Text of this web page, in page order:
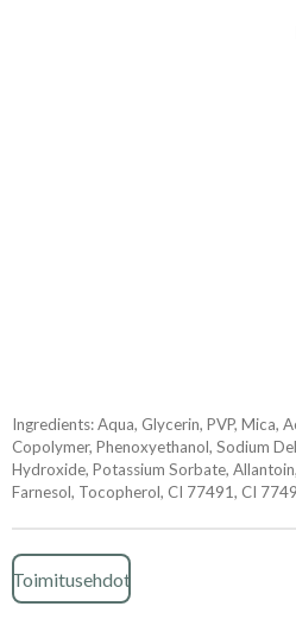
Ingredients: Aqua, Glycerin, PVP, Mica,
Copolymer, Phenoxyethanol, Sodium
Hydroxide, Potassium Sorbate,
Farnesol, Tocopherol, CI 77491, CI
Toimitusehdot